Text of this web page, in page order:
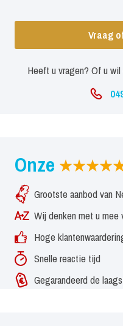
Vraag
Heeft u vragen? Of u
Onze
Grootste aanbod van
Wij denken met u mee
Hoge
Snelle reactie tijd
Gegarandeerd de